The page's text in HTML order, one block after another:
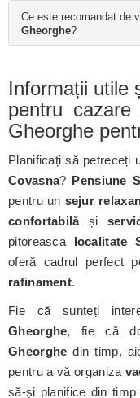
Ce este recomandat de
Gheorghe?
Informații utile
pentru cazare
Gheorghe
Planificați să petreceți
Covasna? Pensiune
pentru un sejur
confortabilăși
pitoreasca localitate
oferă cadrul perfect
rafinament.
Fie că sunteți
Gheorghe, fie că
Gheorghe din timp,
pentru a vă organiza
să-și planifice din